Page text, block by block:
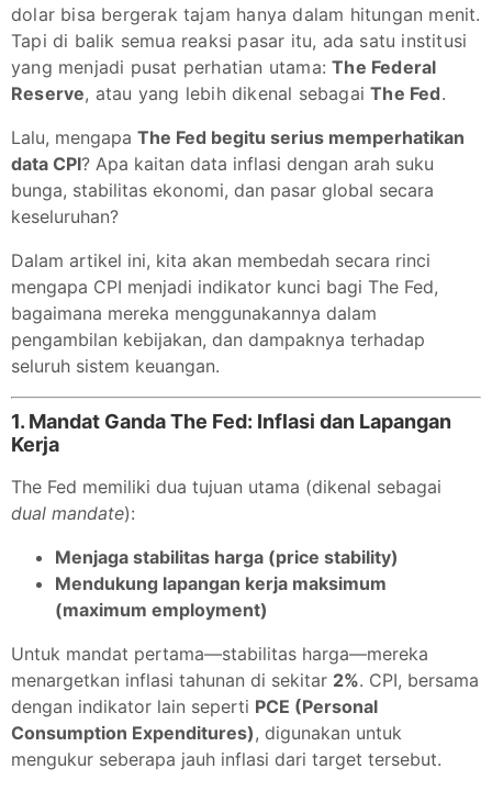
dolar bisa bergerak tajam hanya dalam hitungan menit.
Tapi di balik semua reaksi pasar itu, ada satu institusi
yang menjadi pusat perhatian utama:The Federal
Reserve, atau yang lebih dikenal sebagaiThe Fed.
Lalu, mengapa The Fed begitu serius memperhatikan
data CPI? Apa kaitan data inflasi dengan arah suku
bunga, stabilitas ekonomi, dan pasar global secara
keseluruhan?
Dalam artikel ini, kita akan membedah secara rinci
mengapa CPI menjadi indikator kunci bagi The Fed,
bagaimana mereka menggunakannya dalam
pengambilan kebijakan, dan dampaknya terhadap
seluruh sistem keuangan.
1. Mandat Ganda The Fed: Inflasi dan Lapangan
Kerja
The Fed memiliki dua tujuan utama (dikenal sebagai
dual mandate):
Menjaga stabilitas harga (price stability)
Mendukung lapangan kerja maksimum
(maximum employment)
Untuk mandat pertama—stabilitas harga—mereka
menargetkan inflasi tahunan di sekitar 2%. CPI, bersama
dengan indikator lain seperti PCE (Personal
Consumption Expenditures), digunakan untuk
mengukur seberapa jauh inflasi dari target tersebut.